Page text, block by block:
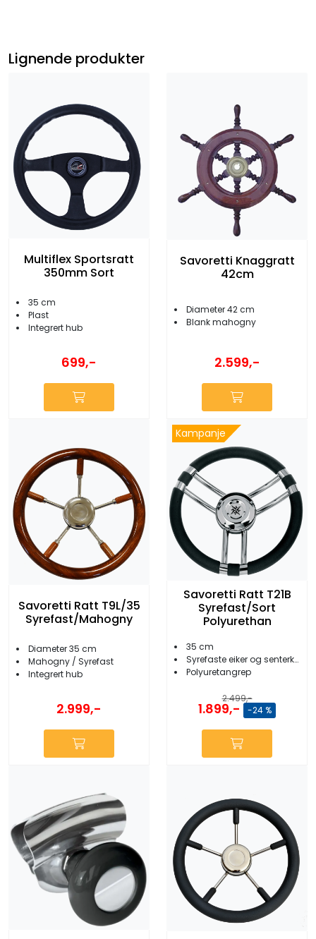
Lignende produkter
Multiflex Sportsratt
350mm Sort
35 cm
Plast
Integrert hub
699,-
Savoretti Knaggratt
42cm
Diameter 42 cm
Blank mahogny
2.599,-
Savoretti Ratt T9L/35
Syrefast/Mahogny
Diameter 35 cm
Mahogny / Syrefast
Integrert hub
2.999,-
Kampanje
Savoretti Ratt T21B
Syrefast/Sort
Polyurethan
35 cm
Syrefaste eiker og senterkopp
Polyuretangrep
2.499,-
1.899,- -24 %